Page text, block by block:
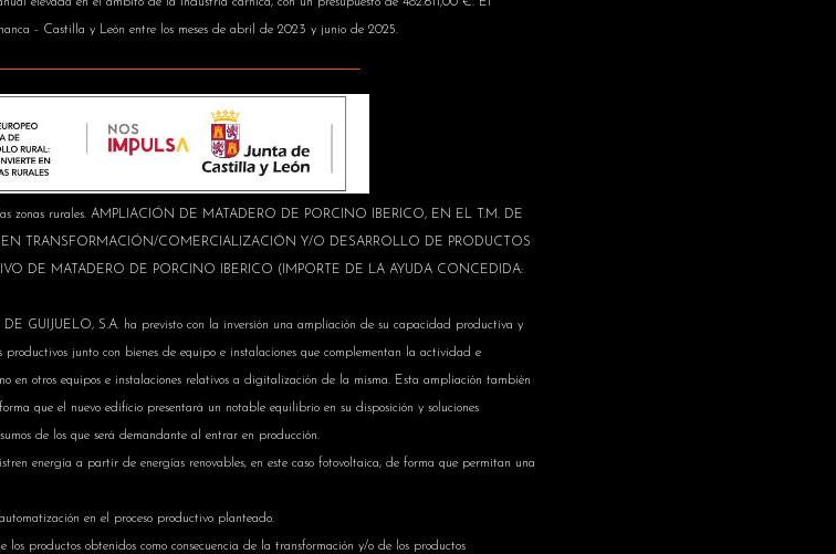
- Castilla y León entre los meses de abril de 2023 y junio de 2025.
las zonas rurales. AMPLIACIÓN DE MATADERO DE PORCINO IBERICO, EN EL T.M. DE
TRANSFORMACIÓN/COMERCIALIZACIÓN Y/O DESARROLLO DE PRODUCTOS
DE MATADERO DE PORCINO IBERICO (IMPORTE DE LA AYUDA CONCEDIDA:
GUIJUELO, S.A. ha previsto con la inversión una ampliación de su capacidad productiva y
productivos junto con bienes de equipo e instalaciones que complementan la actividad e
en otros equipos e instalaciones relativos a digitalización de la misma. Esta ampliación también
que el nuevo edificio presentará un notable equilibrio en su disposición y soluciones
de los que será demandante al entrar en producción.
energía a partir de energías renovables, en este caso fotovoltaica, de forma que permitan una
en el proceso productivo planteado.
productos obtenidos como consecuencia de la transformación y/o de los productos